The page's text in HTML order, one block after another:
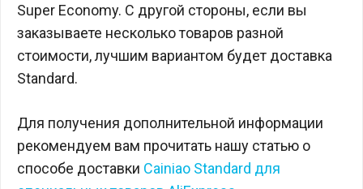
Super Economy. С другой стороны, если вы
заказываете несколько товаров разной
стоимости, лучшим вариантом будет доставка
Standard.
Для получения дополнительной информации
рекомендуем вам прочитать нашу статью о
способе доставки Cainiao Standard для